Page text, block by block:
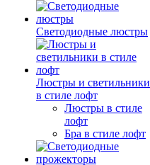
Светодиодные люстры
Люстры и светильники
в стиле лофт
Люстры в стиле
лофт
Бра в стиле лофт